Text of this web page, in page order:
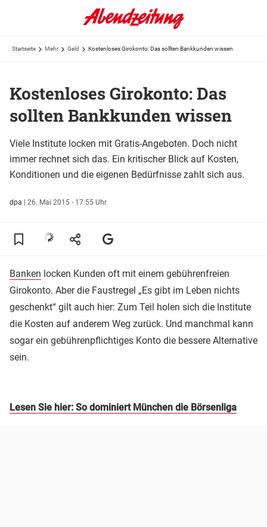
Startseite Mehr Geld Kostenloses Girokonto: Das sollten Bankkunden wissen
Kostenloses Girokonto: Das
sollten Bankkunden wissen
Viele Institute locken mit Gratis-Angeboten. Doch nicht
immer rechnet sich das. Ein kritischer Blick auf Kosten,
Konditionen und die eigenen Bedürfnisse zahlt sich aus.
dpa | 26. Mai 2015 - 17:55 Uhr
Banken locken Kunden oft mit einem gebührenfreien
Girokonto. Aber die Faustregel „Es gibt im Leben nichts
geschenkt“ gilt auch hier: Zum Teil holen sich die Institute
die Kosten auf anderem Weg zurück. Und manchmal kann
sogar ein gebührenpflichtiges Konto die bessere Alternative
sein.
Lesen Sie hier: So dominiert München die Börsenliga